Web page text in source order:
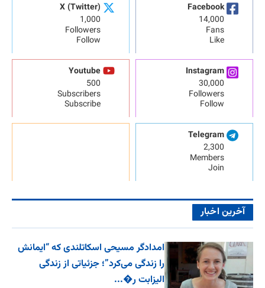
Facebook
14,000
Fans
Like
X (Twitter)
1,000
Followers
Follow
Instagram
30,000
Followers
Follow
Youtube
500
Subscribers
Subscribe
Telegram
2,300
Members
Join
آخرین اخبار
امدادگر مسیحی اسکاتلندی که “ایمانش
را زندگی می‌کرد”؛ جزئیاتی از زندگی
الیزابت ر�...